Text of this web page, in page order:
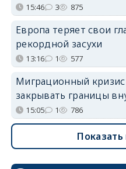
15:46 3 875
Европа теряет свои
рекордной засухи
13:16 1 577
Миграционный
закрывать границы
15:05 1 786
Показать